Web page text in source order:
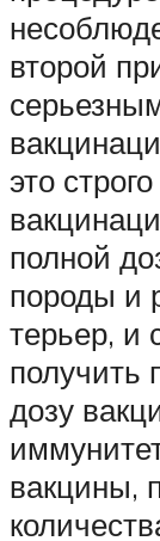
второй
это
полной
породы и
терьер, и
получить
дозу
вакцины,